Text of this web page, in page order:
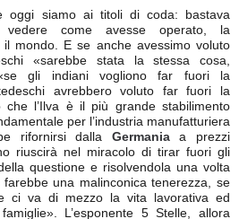
oggi siamo ai titoli di coda: bastava
come avesse operato, la
mondo. E se anche avessimo voluto
«sarebbe stata la stessa cosa,
«se gli indiani vogliono far fuori la
avrebbero voluto far fuori la
che l’Ilva è il più grande stabilimento
per l’industria manufatturiera
rifornirsi dalla Germaniaa prezzi
riuscirà nel miracolo di tirar fuori gli
questione e risolvendola una volta
una malinconica tenerezza, se
ci va di mezzo la vita lavorativa ed
L’esponente 5 Stelle, allora